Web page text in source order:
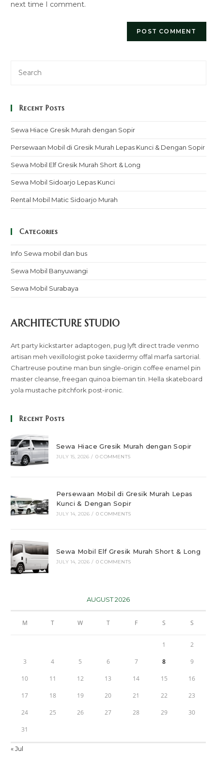
next time I comment.
Recent Posts
Sewa Hiace Gresik Murah dengan Sopir
Persewaan Mobil di Gresik Murah Lepas Kunci & Dengan Sopir
Sewa Mobil Elf Gresik Murah Short & Long
Sewa Mobil Sidoarjo Lepas Kunci
Rental Mobil Matic Sidoarjo Murah
Categories
Info Sewa mobil dan bus
Sewa Mobil Banyuwangi
Sewa Mobil Surabaya
ARCHITECTURE STUDIO
Art party kickstarter adaptogen, pug lyft direct trade venmo
artisan meh vexillologist poke taxidermy offal marfa sartorial.
Chartreuse poutine man bun single-origin coffee enamel pin
master cleanse, freegan quinoa bieman tin. Hella skateboard
yola mustache pitchfork post-ironic.
Recent Posts
Sewa Hiace Gresik Murah dengan Sopir
JULY 15, 2026 / 0 COMMENTS
Persewaan Mobil di Gresik Murah Lepas
Kunci & Dengan Sopir
JULY 14, 2026 / 0 COMMENTS
Sewa Mobil Elf Gresik Murah Short & Long
JULY 14, 2026 / 0 COMMENTS
AUGUST 2026
M T W T F S S
1 2
3 4 5 6 7 8 9
10 11 12 13 14 15 16
17 18 19 20 21 22 23
24 25 26 27 28 29 30
31
« Jul